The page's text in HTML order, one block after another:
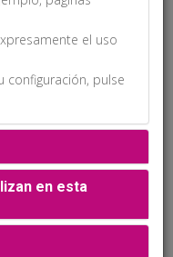
el uso
configuración, pulse
en esta